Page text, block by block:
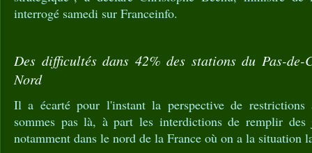
interrogé samedi sur Franceinfo.
Des difficultés dans 42% des stations du Pas-
Nord
Il a écarté pour l'instant la perspective de
sommes pas là, à part les interdictions de remplir des
notamment dans le nord de la France où on a la situation